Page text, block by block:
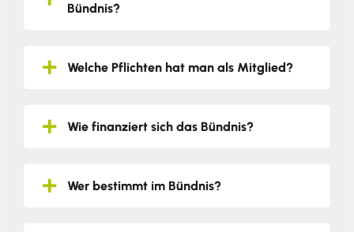
Bündnis?
Welche Pflichten hat man als Mitglied?
Wie finanziert sich das Bündnis?
Wer bestimmt im Bündnis?